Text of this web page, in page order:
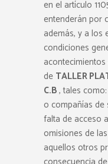
en el artículo
entenderán por
además, y a los
condiciones
de TALLER
C.B, tales
o compañías de
falta de acceso
omisiones de
aquellos otros